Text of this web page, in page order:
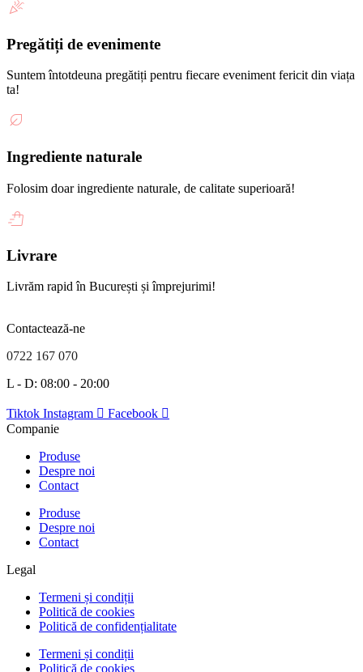
Pregătiți de evenimente
Suntem întotdeuna pregătiți pentru fiecare eveniment fericit din viața
ta!
Ingrediente naturale
Folosim doar ingrediente naturale, de calitate superioară!
Livrare
Livrăm rapid în București și împrejurimi!
Contactează-ne
0722 167 070
L - D: 08:00 - 20:00
Tiktok Instagram
Facebook
Companie
Produse
Despre noi
Contact
Produse
Despre noi
Contact
Legal
Termeni și condiții
Politică de cookies
Politică de confidențialitate
Termeni și condiții
Politică de cookies